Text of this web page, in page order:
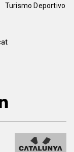
Turismo Deportivo